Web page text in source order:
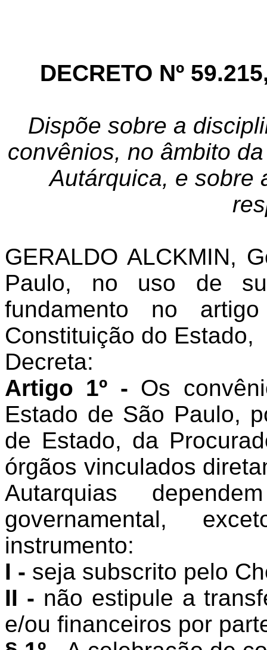
DECRETO Nº
Dispõe sobre a
convênios, no âmbito
Autárquica, e sobre
GERALDO ALCKMIN,
Paulo, no uso de
fundamento no
Constituição do Estado,
Decreta:
Artigo 1º - Os
Estado de São Paulo,
de Estado, da
órgãos vinculados
Autarquias
governamental,
instrumento:
I - seja subscrito pelo
II - não estipule a
e/ou financeiros por